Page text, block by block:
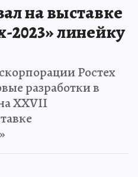
на выставке
2023» линейку
Ростех
разработки в
XXVII